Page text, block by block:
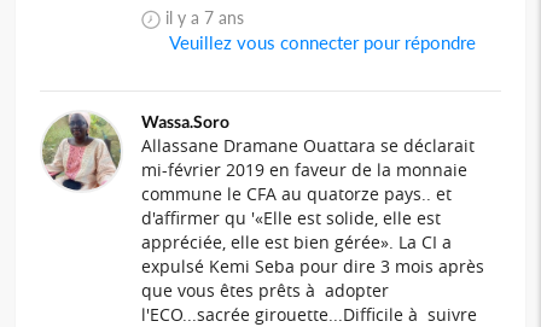
il y a 7 ans
Veuillez vous connecter pour répondre
Wassa.Soro
Allassane Dramane Ouattara se déclarait
mi-février 2019 en faveur de la monnaie
commune le CFA au quatorze pays.. et
d'affirmer qu '«Elle est solide, elle est
appréciée, elle est bien gérée». La CI a
expulsé Kemi Seba pour dire 3 mois après
que vous êtes prêts à adopter
l'ECO...sacrée girouette...Difficile à suivre